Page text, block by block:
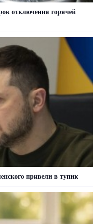
отключения горячей
привели в тупик